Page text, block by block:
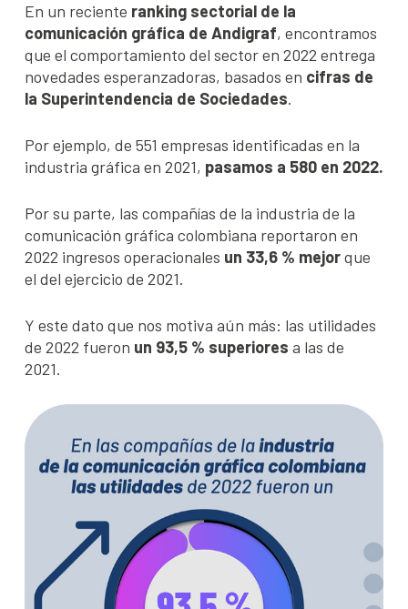
En un reciente ranking sectorial de la
comunicación gráfica de Andigraf, encontramos
que el comportamiento del sector en 2022 entrega
novedades esperanzadoras, basados en cifras de
la Superintendencia de Sociedades.
Por ejemplo, de 551 empresas identificadas en la
industria gráfica en 2021, pasamos a 580 en 2022.
Por su parte, las compañías de la industria de la
comunicación gráfica colombiana reportaron en
2022 ingresos operacionales un 33,6 % mejorque
el del ejercicio de 2021.
Y este dato que nos motiva aún más: las utilidades
de 2022 fueron un 93,5 % superiores a las de
2021.